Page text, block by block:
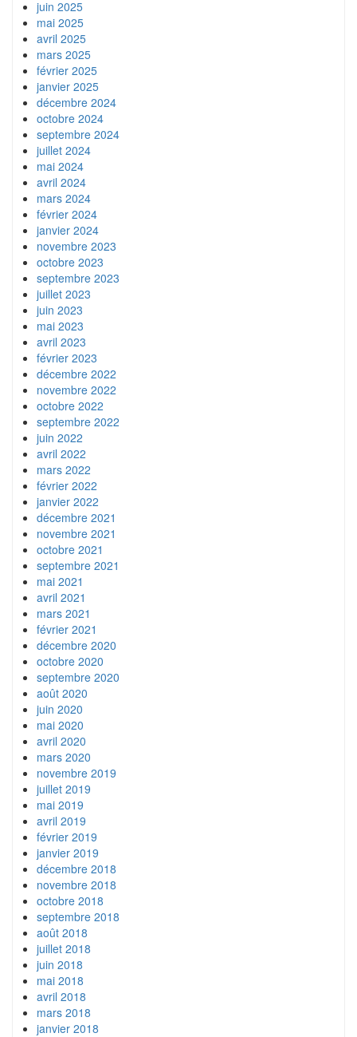
juin 2025
mai 2025
avril 2025
mars 2025
février 2025
janvier 2025
décembre 2024
octobre 2024
septembre 2024
juillet 2024
mai 2024
avril 2024
mars 2024
février 2024
janvier 2024
novembre 2023
octobre 2023
septembre 2023
juillet 2023
juin 2023
mai 2023
avril 2023
février 2023
décembre 2022
novembre 2022
octobre 2022
septembre 2022
juin 2022
avril 2022
mars 2022
février 2022
janvier 2022
décembre 2021
novembre 2021
octobre 2021
septembre 2021
mai 2021
avril 2021
mars 2021
février 2021
décembre 2020
octobre 2020
septembre 2020
août 2020
juin 2020
mai 2020
avril 2020
mars 2020
novembre 2019
juillet 2019
mai 2019
avril 2019
février 2019
janvier 2019
décembre 2018
novembre 2018
octobre 2018
septembre 2018
août 2018
juillet 2018
juin 2018
mai 2018
avril 2018
mars 2018
janvier 2018